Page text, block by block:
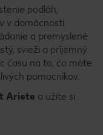
podláh,
v domácnosti.
a premyslené
svieži a príjemný
času na to, čo máte
pomocníkov.
Ariete a užite si